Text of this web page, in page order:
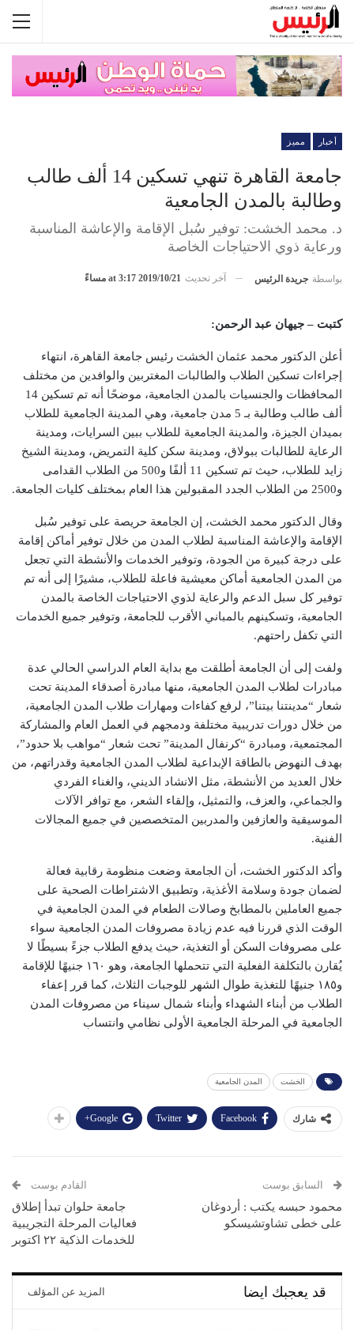
أخبار مميز
جامعة القاهرة تنهي تسكين 14 ألف طالب
وطالبة بالمدن الجامعية
د. محمد الخشت: توفير سُبل الإقامة والإعاشة المناسبة
ورعاية ذوي الاحتياجات الخاصة
بواسطة جريدة الرئيس آخر تحديث 2019/10/21 at 3:17 مساءً
كتبت – جيهان عبد الرحمن:
أعلن الدكتور محمد عثمان الخشت رئيس جامعة القاهرة، انتهاء
إجراءات تسكين الطلاب والطالبات المغتربين والوافدين من مختلف
المحافظات والجنسيات بالمدن الجامعية، موضحًا أنه تم تسكين 14
ألف طالب وطالبة بـ 5 مدن جامعية، وهي المدينة الجامعية للطلاب
بميدان الجيزة، والمدينة الجامعية للطلاب ببين السرايات، ومدينة
الرعاية للطالبات ببولاق، ومدينة سكن كلية التمريض، ومدينة الشيخ
زايد للطلاب، حيث تم تسكين 11 ألفًا و500 من الطلاب القدامى
و2500 من الطلاب الجدد المقبولين هذا العام بمختلف كليات الجامعة.
وقال الدكتور محمد الخشت، إن الجامعة حريصة على توفير سُبل
الإقامة والإعاشة المناسبة لطلاب المدن من خلال توفير أماكن إقامة
على درجة كبيرة من الجودة، وتوفير الخدمات والأنشطة التي تجعل
من المدن الجامعية أماكن معيشية فاعلة للطلاب، مشيرًا إلى أنه تم
توفير كل سبل الدعم والرعاية لذوي الاحتياجات الخاصة بالمدن
الجامعية، وتسكينهم بالمباني الأقرب للجامعة، وتوفير جميع الخدمات
التي تكفل راحتهم.
ولفت إلى أن الجامعة أطلقت مع بداية العام الدراسي الحالي عدة
مبادرات لطلاب المدن الجامعية، منها مبادرة أصدقاء المدينة تحت
شعار “مدينتنا بيتنا”، لرفع كفاءات ومهارات طلاب المدن الجامعية،
من خلال دورات تدريبية مختلفة ودمجهم في العمل العام والمشاركة
المجتمعية، ومبادرة “كرنفال المدينة” تحت شعار “مواهب بلا حدود”،
بهدف النهوض بالطاقة الإبداعية لطلاب المدن الجامعية وقدراتهم، من
خلال العديد من الأنشطة، مثل الانشاد الديني، والغناء الفردي
والجماعي، والعزف، والتمثيل، وإلقاء الشعر، مع توافر الآلات
الموسيقية والعازفين والمدربين المتخصصين في جميع المجالات
الفنية.
وأكد الدكتور الخشت، أن الجامعة وضعت منظومة رقابية فعالة
لضمان جودة وسلامة الأغذية، وتطبيق الاشتراطات الصحية على
جميع العاملين بالمطابخ وصالات الطعام في المدن الجامعية في
الوقت الذي قررنا فيه عدم زيادة مصروفات المدن الجامعية سواء
على مصروفات السكن أو التغذية، حيث يدفع الطلاب جزءً بسيطًا لا
يُقارن بالتكلفة الفعلية التي تتحملها الجامعة، وهو ١٦٠ جنيهًا للإقامة
و١٨٥ جنيهًا للتغذية طوال الشهر للوجبات الثلاث، كما قرر إعفاء
الطلاب من أبناء الشهداء وأبناء شمال سيناء من مصروفات المدن
الجامعية في المرحلة الجامعية الأولى نظامي وانتساب
الخشت المدن الجامعية
شارك Facebook
Twitter
Google+
السابق بوست
محمود حبسه يكتب : أردوغان
على خطى تشاوتشيسكو
القادم بوست
جامعة حلوان تبدأ إطلاق
فعاليات المرحلة التجريبية
للخدمات الذكية ٢٢ اكتوبر
قد يعجبك ايضا المزيد عن المؤلف